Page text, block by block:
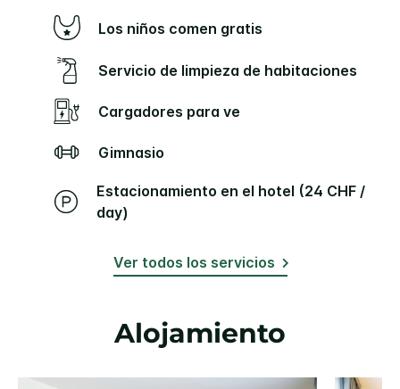
Los niños comen gratis
Servicio de limpieza de habitaciones
Cargadores para ve
Gimnasio
Estacionamiento en el hotel (24 CHF /
day)
Ver todos los servicios
Alojamiento